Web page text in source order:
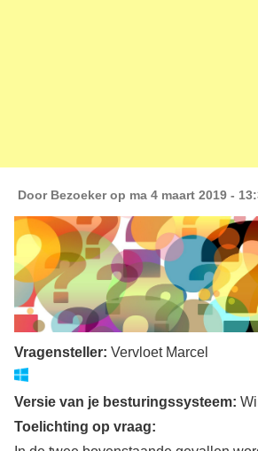
Door Bezoekerop ma 4 maart 2019 -
Vragensteller: Vervloet Marcel
Versie van je besturingssysteem:
Toelichting op vraag: